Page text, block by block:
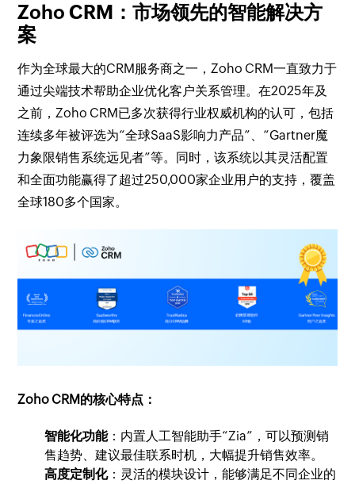
Zoho CRM：市场领先的智能解决方
案
作为全球最大的CRM服务商之一，Zoho CRM一直致力于
通过尖端技术帮助企业优化客户关系管理。在2025年及
之前，Zoho CRM已多次获得行业权威机构的认可，包括
连续多年被评选为“全球SaaS影响力产品”、“Gartner魔
力象限销售系统远见者”等。同时，该系统以其灵活配置
和全面功能赢得了超过250,000家企业用户的支持，覆盖
全球180多个国家。
Zoho CRM的核心特点：
智能化功能：内置人工智能助手“Zia”，可以预测销
售趋势、建议最佳联系时机，大幅提升销售效率。
高度定制化：灵活的模块设计，能够满足不同企业的